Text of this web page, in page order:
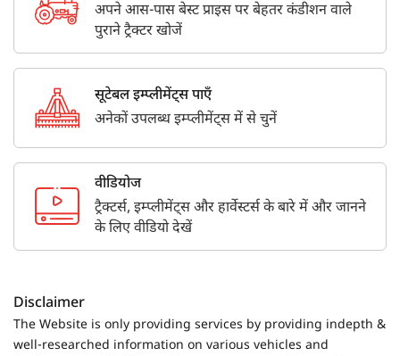
अपने आस-पास बेस्ट प्राइस पर बेहतर कंडीशन वाले
पुराने ट्रैक्टर खोजें
सूटेबल इम्प्लीमेंट्स पाएँ
अनेकों उपलब्ध इम्प्लीमेंट्स में से चुनें
वीडियोज
ट्रैक्टर्स, इम्प्लीमेंट्स और हार्वेस्टर्स के बारे में और जानने
के लिए वीडियो देखें
Disclaimer
The Website is only providing services by providing indepth &
well-researched information on various vehicles and